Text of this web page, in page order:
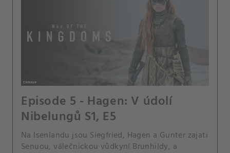
Episode 5 - Hagen: V údolí
Nibelungů S1, E5
Na Isenlandu jsou Siegfried, Hagen a Gunter zajati
Senuou, válečnickou vůdkyní Brunhildy, a